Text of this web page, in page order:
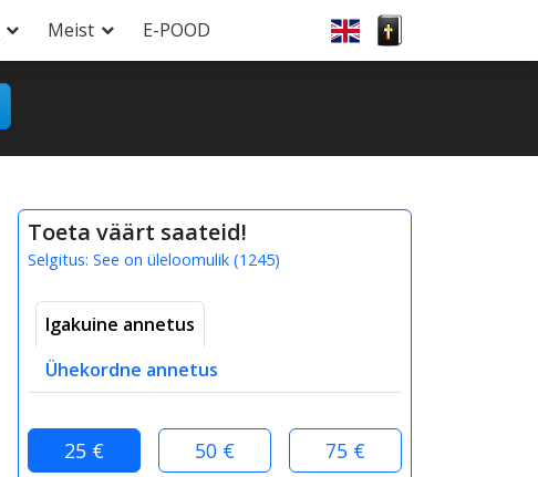
Meist E-POOD
Toeta väärt saateid!
Selgitus: See on üleloomulik (1245)
Igakuine annetus
Ühekordne annetus
25 € 50 € 75 €